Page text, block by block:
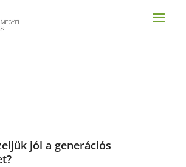
jól a generációs